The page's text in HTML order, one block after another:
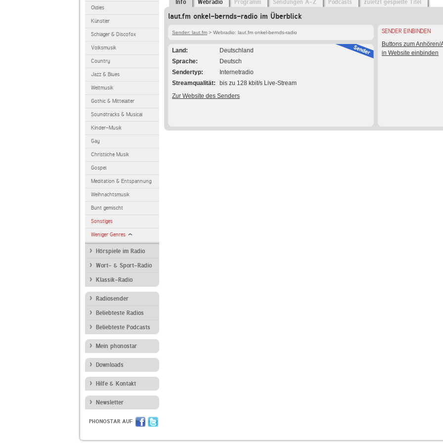
Oldies
Künstler
Schlager & Discofox
Volksmusik
Country
Jazz & Blues
Weltmusik
Gothic & Mittelalter
Soundtracks & Musical
Kinder-Musik
Gay
Christliche Musik
Gospel
Meditation & Entspannung
Weihnachtsmusik
Bunt gemischt
Sonstiges
Weniger Genres
Hörspiele im Radio
Wort- & Sport-Radio
Klassik-Radio
Radiosender
Beliebteste Radios
Beliebteste Podcasts
Mein phonostar
Downloads
Hilfe & Kontakt
Newsletter
PHONOSTAR AUF
Info Webradio Programm Sendungen A-Z Podcasts zuletzt gespielte Titel
laut.fm onkel-bernds-radio im Überblick
Sender: laut.fm > Webradio: laut.fm onkel-bernds-radio
Land
Deutschland
Sprache
Deutsch
Sendertyp
Internetradio
Streamqualität
bis zu 128 kbit/s Live-Stream
Zur Website des Senders
SENDER EINBINDEN
Buttons zum Anhören/
in Website einbinden